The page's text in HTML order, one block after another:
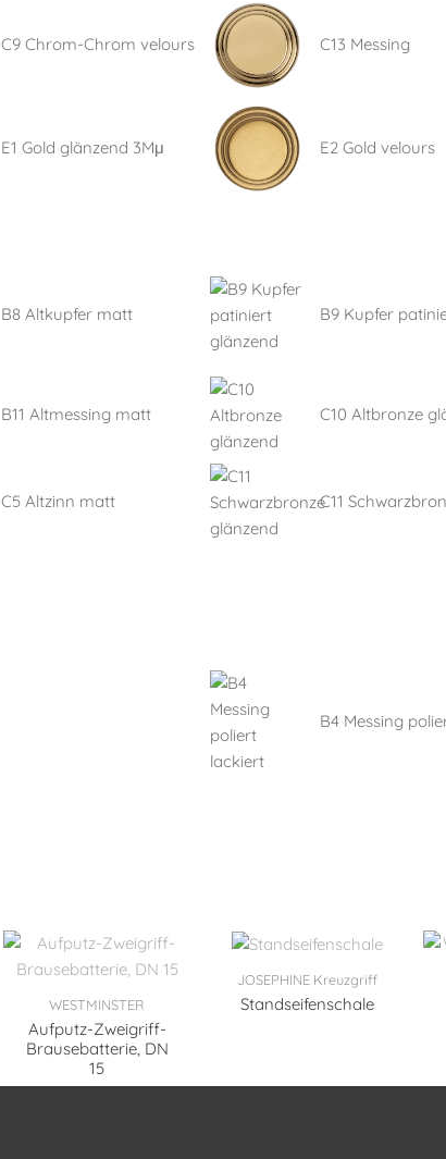
C9 Chrom-Chrom velours C13 Messing
E1 Gold glänzend 3Mμ E2 Gold velours
B8 Altkupfer matt B9 Kupfer
B11 Altmessing matt C10 Altbronze
C5 Altzinn matt C11
B4 Messing
WESTMINSTER
Aufputz-Zweigriff-
Brausebatterie, DN
15
JOSEPHINE Kreuzgriff
Standseifenschale